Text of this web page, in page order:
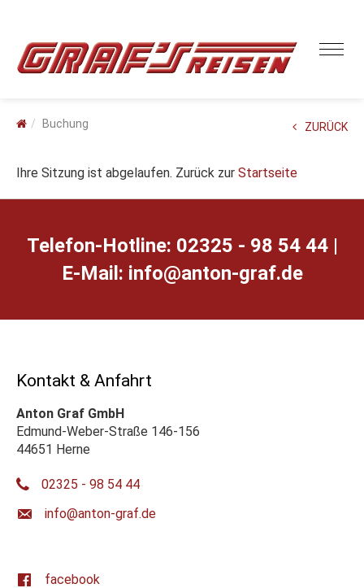
Buchung ZURÜCK
Ihre Sitzung ist abgelaufen. Zurück zur Startseite
Telefon-Hotline: 02325 - 98 54 44 |
E-Mail: ed.farg-notna@ofni
Kontakt & Anfahrt
Anton Graf GmbH
Edmund-Weber-Straße 146-156
44651 Herne
02325 - 98 54 44
ed.farg-notna@ofni
facebook